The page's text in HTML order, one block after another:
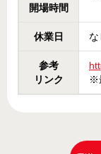
開場時間
休業日 な
参考
リンク
※